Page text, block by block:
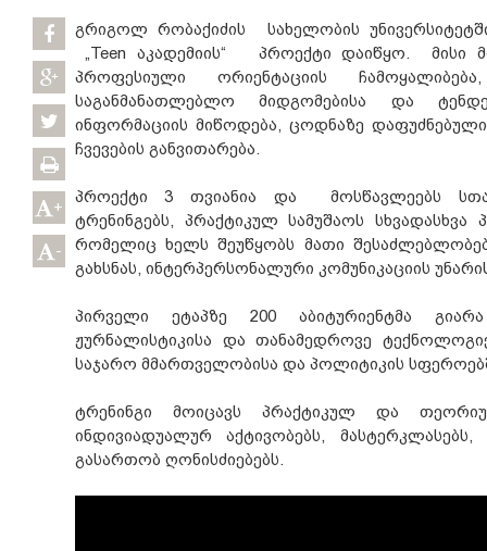
+
-
გრიგოლ რობაქიძის სახელობის
„Teen აკადემიის“ პროექტი დაიწყო. მისი
პროფესიული ორიენტაციის
საგანმანათლებლო მიდგომებისა და
ინფორმაციის მიწოდება, ცოდნაზე
ჩვევების განვითარება.
პროექტი 3 თვიანია და მოსწავლეებს
ტრენინგებს, პრაქტიკულ სამუშაოს
რომელიც ხელს შეუწყობს მათი
გახსნას, ინტერპერსონალური კომუნიკაციის
პირველი ეტაპზე 200 აბიტურიენტმა
ჟურნალისტიკისა და თანამედროვე
საჯარო მმართველობისა და პოლიტიკის
ტრენინგი მოიცავს პრაქტიკულ და
ინდივიადუალურ აქტივობებს,
გასართობ ღონისძიებებს.